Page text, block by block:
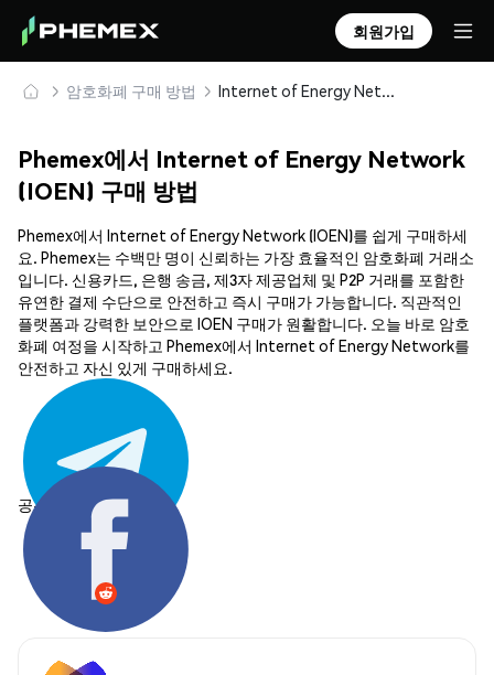
회원가입
암호화폐 구매 방법 Internet of Energy Network (IOEN) 안전하게 구매 및 보관
Phemex에서 Internet of Energy Network
(IOEN) 구매 방법
Phemex에서 Internet of Energy Network (IOEN)를 쉽게 구매하세
요. Phemex는 수백만 명이 신뢰하는 가장 효율적인 암호화폐 거래소
입니다. 신용카드, 은행 송금, 제3자 제공업체 및 P2P 거래를 포함한
유연한 결제 수단으로 안전하고 즉시 구매가 가능합니다. 직관적인
플랫폼과 강력한 보안으로 IOEN 구매가 원활합니다. 오늘 바로 암호
화폐 여정을 시작하고 Phemex에서 Internet of Energy Network를
안전하고 자신 있게 구매하세요.
공유하기: